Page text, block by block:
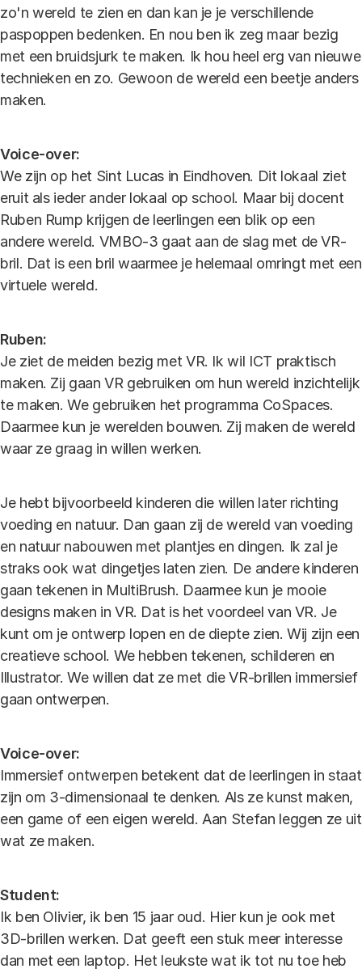
zo'n wereld te zien en dan kan je je verschillende
paspoppen bedenken. En nou ben ik zeg maar bezig
met een bruidsjurk te maken. Ik hou heel erg van nieuwe
technieken en zo. Gewoon de wereld een beetje anders
maken.
Voice-over:
We zijn op het Sint Lucas in Eindhoven. Dit lokaal ziet
eruit als ieder ander lokaal op school. Maar bij docent
Ruben Rump krijgen de leerlingen een blik op een
andere wereld. VMBO-3 gaat aan de slag met de VR-
bril. Dat is een bril waarmee je helemaal omringt met een
virtuele wereld.
Ruben:
Je ziet de meiden bezig met VR. Ik wil ICT praktisch
maken. Zij gaan VR gebruiken om hun wereld inzichtelijk
te maken. We gebruiken het programma CoSpaces.
Daarmee kun je werelden bouwen. Zij maken de wereld
waar ze graag in willen werken.
Je hebt bijvoorbeeld kinderen die willen later richting
voeding en natuur. Dan gaan zij de wereld van voeding
en natuur nabouwen met plantjes en dingen. Ik zal je
straks ook wat dingetjes laten zien. De andere kinderen
gaan tekenen in MultiBrush. Daarmee kun je mooie
designs maken in VR. Dat is het voordeel van VR. Je
kunt om je ontwerp lopen en de diepte zien. Wij zijn een
creatieve school. We hebben tekenen, schilderen en
Illustrator. We willen dat ze met die VR-brillen immersief
gaan ontwerpen.
Voice-over:
Immersief ontwerpen betekent dat de leerlingen in staat
zijn om 3-dimensionaal te denken. Als ze kunst maken,
een game of een eigen wereld. Aan Stefan leggen ze uit
wat ze maken.
Student:
Ik ben Olivier, ik ben 15 jaar oud. Hier kun je ook met
3D-brillen werken. Dat geeft een stuk meer interesse
dan met een laptop. Het leukste wat ik tot nu toe heb